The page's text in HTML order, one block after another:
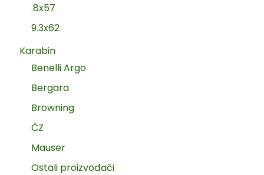
.8x57
9.3x62
Karabin
Benelli Argo
Bergara
Browning
ČZ
Mauser
Ostali proizvođači